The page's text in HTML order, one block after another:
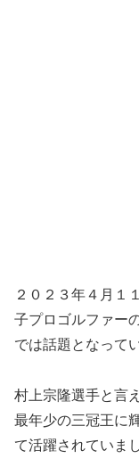
２０２３年４月１
子プロゴルファー
では話題となって
村上宗隆選手と言
最年少の三冠王に
て活躍されていま